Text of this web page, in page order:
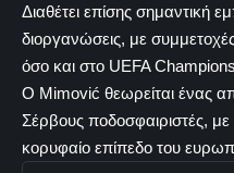
Διαθέτει επίσης σημαντική
διοργανώσεις, με
όσο και στο UEFA
Ο Mimović θεωρείται ένας
Σέρβους ποδοσφαιριστές,
κορυφαίο επίπεδο του